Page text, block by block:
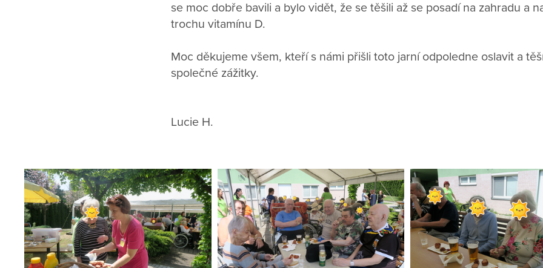
se moc dobře bavili a bylo vidět, že se těšili až se posadí na zahradu a
trochu vitamínu D.
Moc děkujeme všem, kteří s námi přišli toto jarní odpoledne oslavit a
společné zážitky.
Lucie H.